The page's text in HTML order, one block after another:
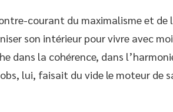
courant du maximalisme et de
son intérieur pour vivre avec
dans la cohérence, dans
lui, faisait du vide le moteur de